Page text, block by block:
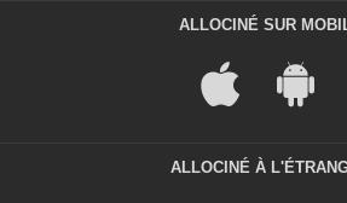
ALLOCINÉ SUR
ALLOCINÉ À